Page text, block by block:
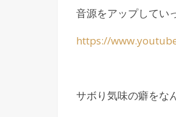
音源をアップしてい
https://
サボり気味の癖をな